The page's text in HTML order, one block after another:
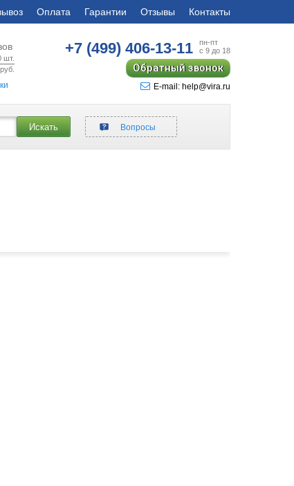
Оплата Гарантии Отзывы Контакты
шт.
руб.
+7 (499)406-13-11
пн-пт
с 9 до 18
Обратный звонок
E-mail: help@vira.ru
Искать Вопросы